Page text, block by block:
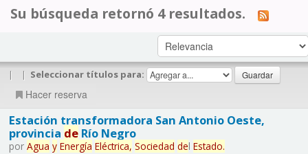
Su búsqueda retornó 4 resultados.
| | Seleccionar títulos para:
Hacer reserva
Estación transformadora San Antonio Oeste,
provincia deRío Negro
por Agua y Energía Eléctrica, Sociedad del Estado.